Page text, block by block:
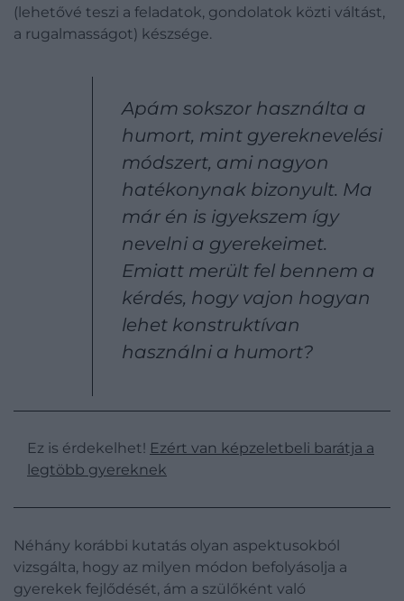
(lehetővé teszi a feladatok, gondolatok közti váltást,
a rugalmasságot) készsége.
Apám sokszor használta a
humort, mint gyereknevelési
módszert, ami nagyon
hatékonynak bizonyult. Ma
már én is igyekszem így
nevelni a gyerekeimet.
Emiatt merült fel bennem a
kérdés, hogy vajon hogyan
lehet konstruktívan
használni a humort?
Ez is érdekelhet! Ezért van képzeletbeli barátja a
legtöbb gyereknek
Néhány korábbi kutatás olyan aspektusokból
vizsgálta, hogy az milyen módon befolyásolja a
gyerekek fejlődését, ám a szülőként való